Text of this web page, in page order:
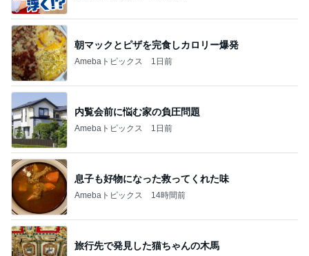
朝マックとピザを完食しカロリー爆発
Amebaトピックス 1日前
内覧会前に悩む家の負圧問題
Amebaトピックス 1日前
息子も好物になった救ってくれた味
Amebaトピックス 14時間前
旅行先で発見した猫ちゃんの木馬